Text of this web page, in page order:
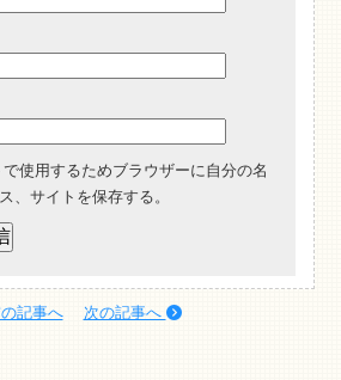
使用するためブラウザーに自分の名
、サイトを保存する。
記事へ 次の記事へ